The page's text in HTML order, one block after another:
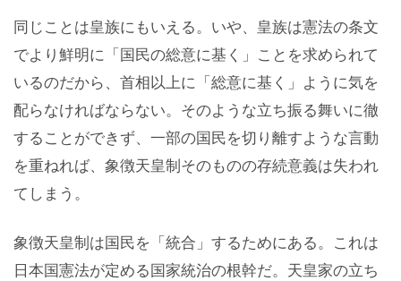
同じことは皇族にもいえる。いや、皇族は憲法の条文
でより鮮明に「国民の総意に基く」ことを求められて
いるのだから、首相以上に「総意に基く」ように気を
配らなければならない。そのような立ち振る舞いに徹
することができず、一部の国民を切り離すような言動
を重ねれば、象徴天皇制そのものの存続意義は失われ
てしまう。
象徴天皇制は国民を「統合」するためにある。これは
日本国憲法が定める国家統治の根幹だ。天皇家の立ち